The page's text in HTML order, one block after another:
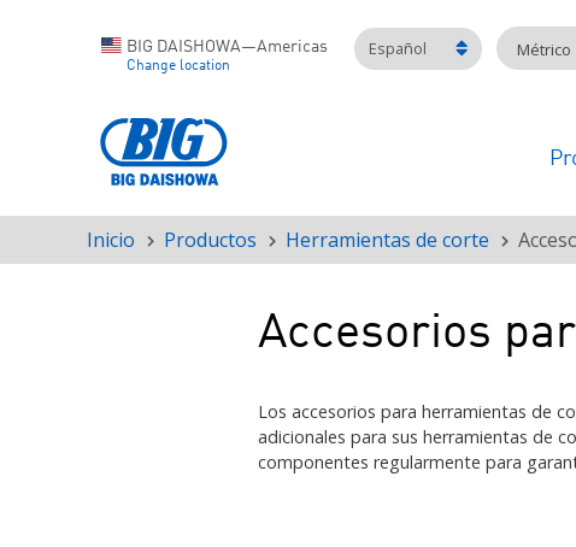
BIG DAISHOWA—Americas
Change location
Español Métrico
Ruta
de
Inicio Productos Herramientas de corte
Accesorios
Los accesorios para herramientas de
adicionales para sus herramientas de
componentes regularmente para